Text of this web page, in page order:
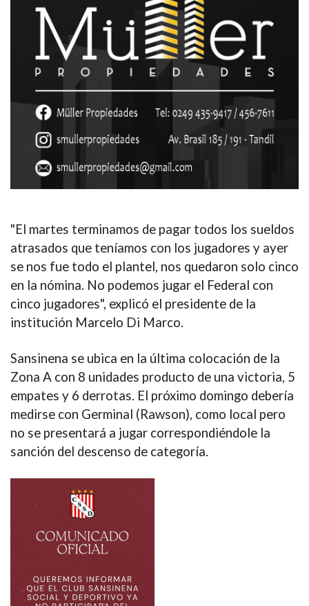
"El martes terminamos de pagar todos los sueldos
atrasados que teníamos con los jugadores y ayer
se nos fue todo el plantel, nos quedaron solo cinco
en la nómina. No podemos jugar el Federal con
cinco jugadores", explicó el presidente de la
institución Marcelo Di Marco.
Sansinena se ubica en la última colocación de la
Zona A con 8 unidades producto de una victoria, 5
empates y 6 derrotas. El próximo domingo debería
medirse con Germinal (Rawson), como local pero
no se presentará a jugar correspondiéndole la
sanción del descenso de categoría.